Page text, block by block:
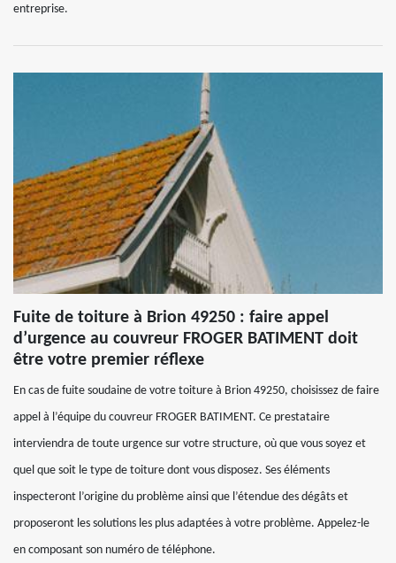
entreprise.
Fuite de toiture à Brion 49250 : faire appel
d’urgence au couvreur FROGER BATIMENT doit
être votre premier réflexe
En cas de fuite soudaine de votre toiture à Brion 49250, choisissez de faire
appel à l’équipe du couvreur FROGER BATIMENT. Ce prestataire
interviendra de toute urgence sur votre structure, où que vous soyez et
quel que soit le type de toiture dont vous disposez. Ses éléments
inspecteront l’origine du problème ainsi que l’étendue des dégâts et
proposeront les solutions les plus adaptées à votre problème. Appelez-le
en composant son numéro de téléphone.